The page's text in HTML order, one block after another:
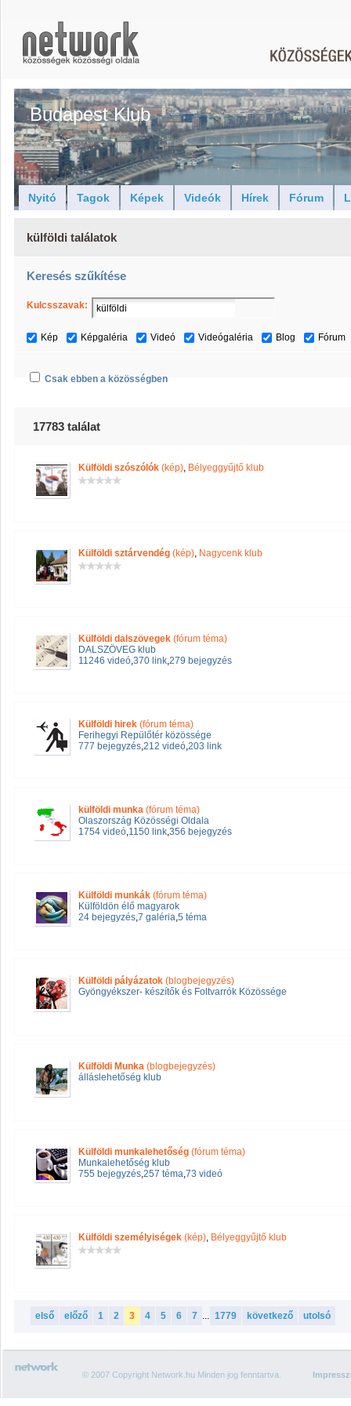
Budapest Klub
Nyitó Tagok Képek Videók Hírek Fórum
külföldi találatok
Keresés szűkítése
Kulcsszavak:
Kép Képgaléria Videó Videógaléria Blog Fórum
Csak ebben a közösségben
17783 találat
Külföldi szószólók (kép), Bélyeggyűjtő klub
Külföldi sztárvendég (kép), Nagycenk klub
Külföldi dalszövegek (fórum téma)
DALSZÖVEG klub
11246 videó,370 link,279 bejegyzés
Külföldi hirek (fórum téma)
Ferihegyi Repülőtér közössége
777 bejegyzés,212 videó,203 link
külföldi munka (fórum téma)
Olaszország Közösségi Oldala
1754 videó,1150 link,356 bejegyzés
Külföldi munkák (fórum téma)
Külföldön élő magyarok
24 bejegyzés,7 galéria,5 téma
Külföldi pályázatok (blogbejegyzés)
Gyöngyékszer- készítők és Foltvarrók Közössége
Külföldi Munka (blogbejegyzés)
álláslehetőség klub
Külföldi munkalehetőség (fórum téma)
Munkalehetőség klub
755 bejegyzés,257 téma,73 videó
Külföldi személyiségek (kép), Bélyeggyűjtő klub
első előző 1 2 3 4 5 6 7 ... 1779 következő utolsó
© 2007 Copyright Network.hu Minden jog fenntartva.